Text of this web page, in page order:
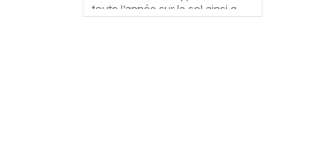
toute l’année sur le sol ainsi q…